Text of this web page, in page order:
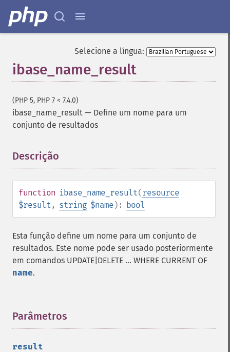
Selecione a língua:
ibase_name_result
(PHP 5, PHP 7 < 7.4.0)
ibase_name_result — Define um nome para um
conjunto de resultados
Descrição
function ibase_name_result(resource
$result , string $name): bool
Esta função define um nome para um conjunto de
resultados. Este nome pode ser usado posteriormente
em comandos UPDATE|DELETE ... WHERE CURRENT OF
name.
Parâmetros
result